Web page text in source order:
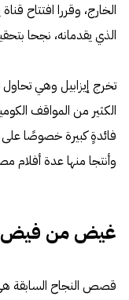
الخارج، وقررا افتتاح
الذي يقدمانه، نجحا
تخرج إيزابيل وهي
الكثير من المواقف
فائدةٍ كبيرة خصوصًا على
وأنتجا منها عدة أفلام
غيض من فيض
قصص النجاح